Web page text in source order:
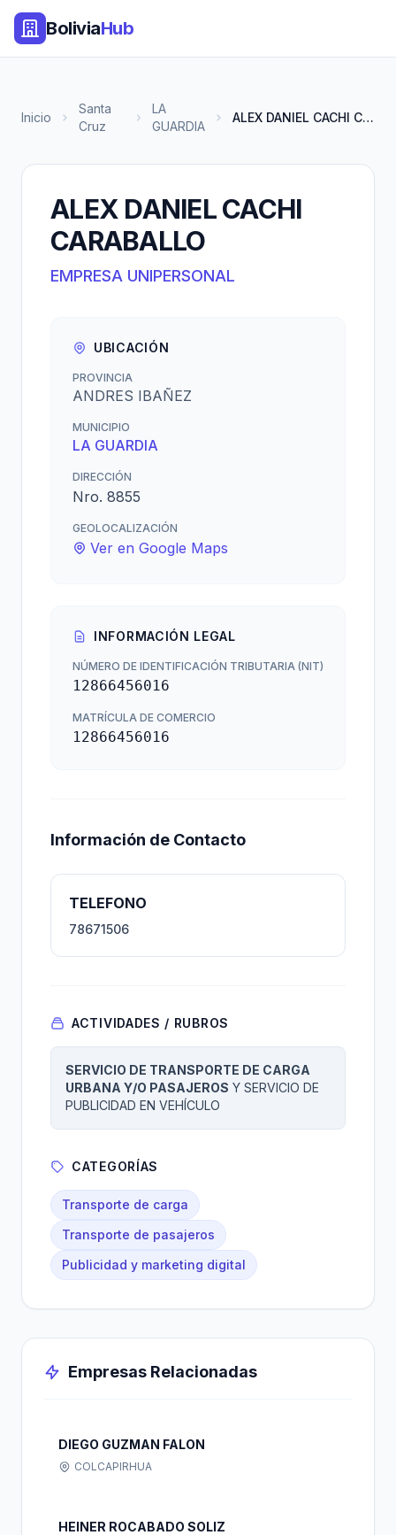
BoliviaHub
Inicio
Santa
Cruz
LA
GUARDIA
ALEX DANIEL CACHI CARABALLO
ALEX DANIEL CACHI
CARABALLO
EMPRESA UNIPERSONAL
UBICACIÓN
PROVINCIA
ANDRES IBAÑEZ
MUNICIPIO
LA GUARDIA
DIRECCIÓN
Nro. 8855
GEOLOCALIZACIÓN
Ver en Google Maps
INFORMACIÓN LEGAL
NÚMERO DE IDENTIFICACIÓN TRIBUTARIA (NIT)
12866456016
MATRÍCULA DE COMERCIO
12866456016
Información de Contacto
TELEFONO
78671506
ACTIVIDADES / RUBROS
SERVICIO DE TRANSPORTE DE CARGA
URBANA Y/O PASAJEROS Y SERVICIO DE
PUBLICIDAD EN VEHÍCULO
CATEGORÍAS
Transporte de carga
Transporte de pasajeros
Publicidad y marketing digital
Empresas Relacionadas
DIEGO GUZMAN FALON
COLCAPIRHUA
HEINER ROCABADO SOLIZ